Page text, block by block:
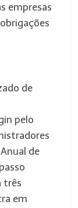
empresas
de
pelo
de
três
em